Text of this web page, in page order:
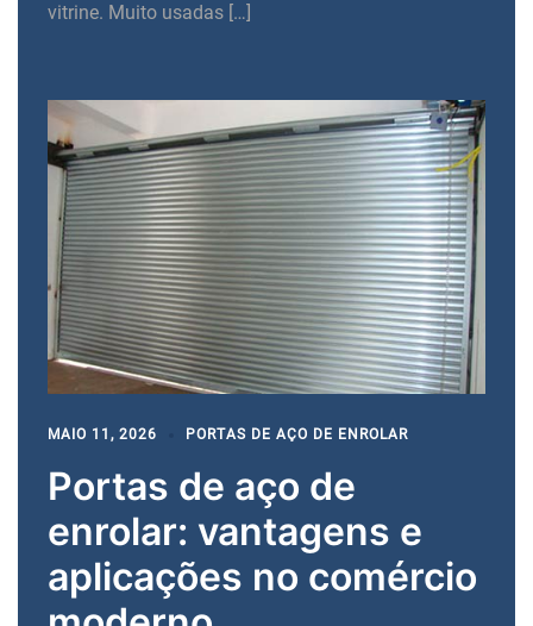
vitrine. Muito usadas […]
MAIO 11, 2026 PORTAS DE AÇO DE ENROLAR
Portas de aço de
enrolar: vantagens e
aplicações no comércio